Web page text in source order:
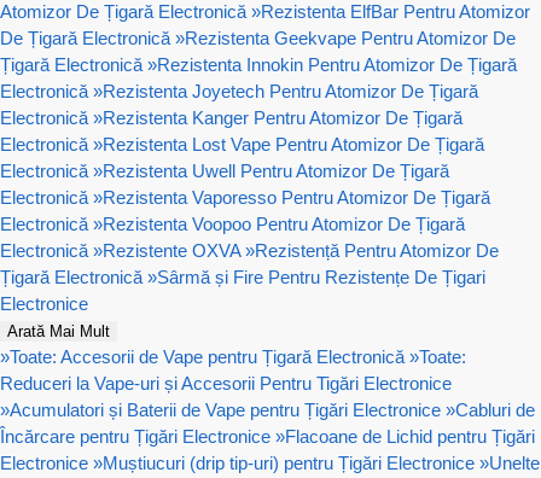
Atomizor De Țigară Electronică »Rezistenta ElfBar Pentru Atomizor
De Țigară Electronică »Rezistenta Geekvape Pentru Atomizor De
Țigară Electronică »Rezistenta Innokin Pentru Atomizor De Țigară
Electronică »Rezistenta Joyetech Pentru Atomizor De Țigară
Electronică »Rezistenta Kanger Pentru Atomizor De Țigară
Electronică »Rezistenta Lost Vape Pentru Atomizor De Țigară
Electronică »Rezistenta Uwell Pentru Atomizor De Țigară
Electronică »Rezistenta Vaporesso Pentru Atomizor De Țigară
Electronică »Rezistenta Voopoo Pentru Atomizor De Țigară
Electronică »Rezistente OXVA »Rezistență Pentru Atomizor De
Țigară Electronică »Sârmă și Fire Pentru Rezistențe De Țigari
Electronice
Arată Mai Mult
»Toate: Accesorii de Vape pentru Țigară Electronică »Toate:
Reduceri la Vape-uri și Accesorii Pentru Tigări Electronice
»Acumulatori și Baterii de Vape pentru Țigări Electronice »Cabluri de
Încărcare pentru Țigări Electronice »Flacoane de Lichid pentru Țigări
Electronice »Muștiucuri (drip tip-uri) pentru Țigări Electronice »Unelte